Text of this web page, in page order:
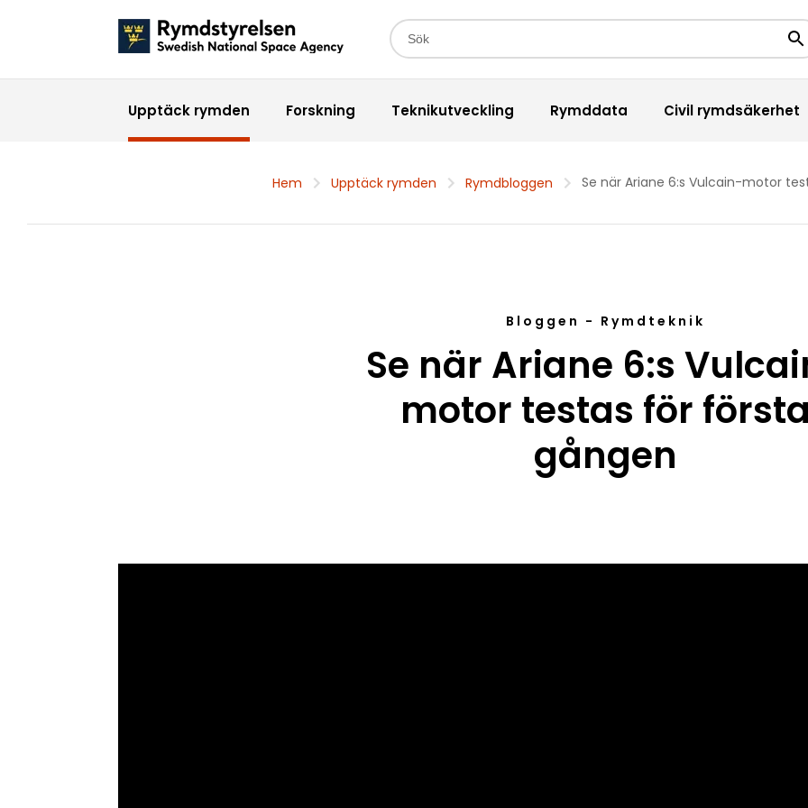
Sökfält
Upptäck rymden Forskning Teknikutveckling Rymddata Civil rymdsäkerhet
Hem Upptäck rymden Rymdbloggen Se när Ariane 6:s Vulcain-motor
Bloggen - Rymdteknik
Se när Ariane 6:s
motor testas för
gången